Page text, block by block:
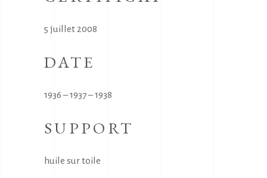
5 juillet 2008
DATE
1936 – 1937 – 1938
SUPPORT
huile sur toile